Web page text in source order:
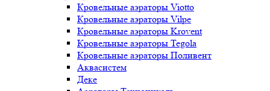
Кровельные аэраторы Viotto
Кровельные аэраторы Vilpe
Кровельные аэраторы Krovent
Кровельные аэраторы Tegola
Кровельные аэраторы Поливент
Аквасистем
Деке